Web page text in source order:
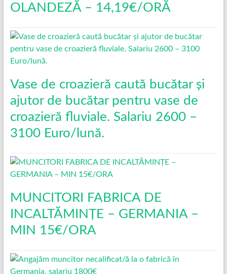
OLANDEZĂ – 14,19€/ORĂ
Vase de croazieră caută bucătar și
ajutor de bucătar pentru vase de
croazieră fluviale. Salariu 2600 –
3100 Euro/lună.
MUNCITORI FABRICA DE
INCALTĂMINȚE – GERMANIA –
MIN 15€/ORA